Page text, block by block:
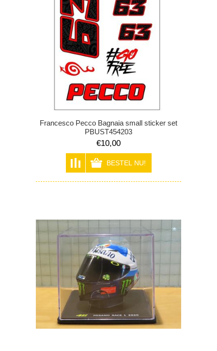
Francesco Pecco Bagnaia small sticker set
PBUST454203
€10,00